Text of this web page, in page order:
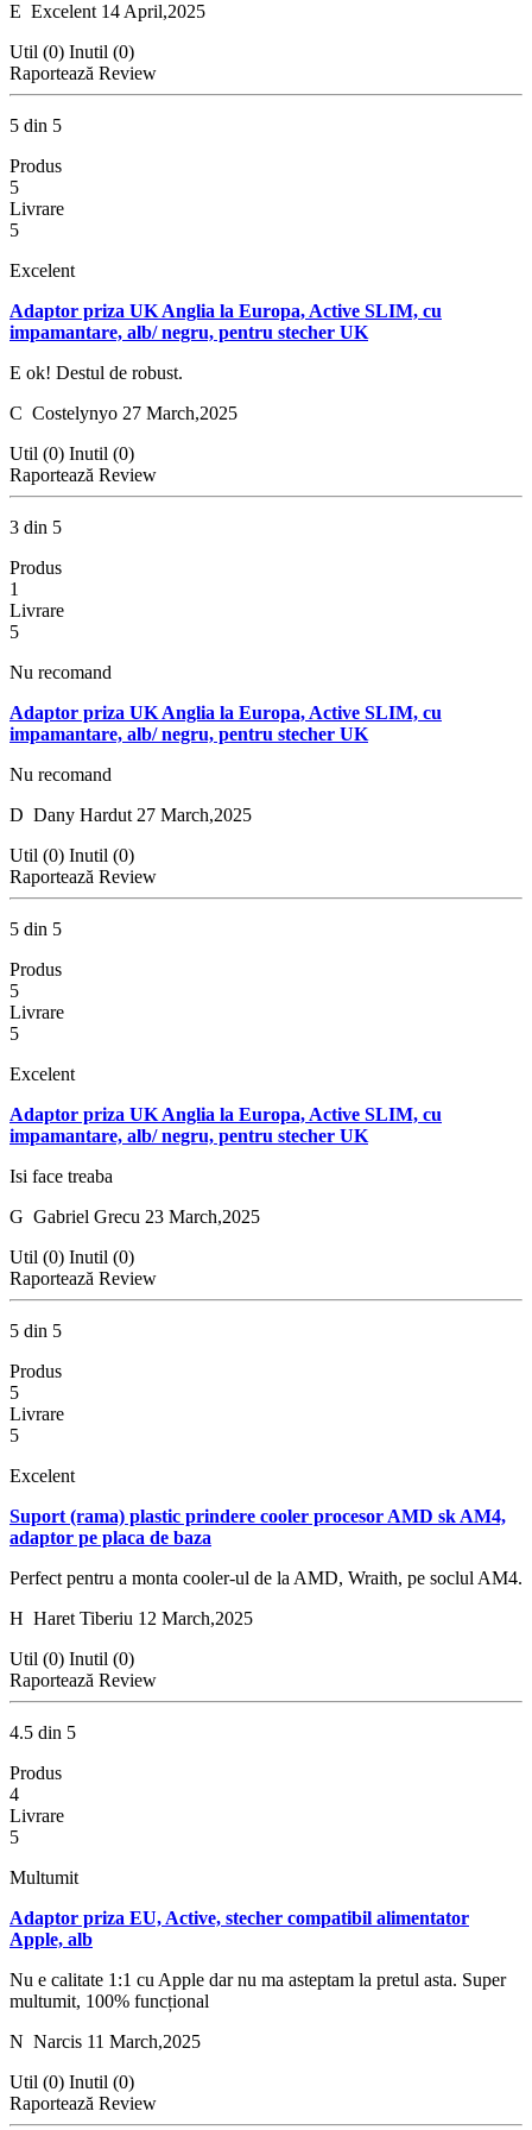
E Excelent 14 April,2025
Util (0) Inutil (0)
Raportează Review
5 din 5
Produs
5
Livrare
5
Excelent
Adaptor priza UK Anglia la Europa, Active SLIM, cu
impamantare, alb/ negru, pentru stecher UK
E ok! Destul de robust.
C Costelynyo 27 March,2025
Util (0) Inutil (0)
Raportează Review
3 din 5
Produs
1
Livrare
5
Nu recomand
Adaptor priza UK Anglia la Europa, Active SLIM, cu
impamantare, alb/ negru, pentru stecher UK
Nu recomand
D Dany Hardut 27 March,2025
Util (0) Inutil (0)
Raportează Review
5 din 5
Produs
5
Livrare
5
Excelent
Adaptor priza UK Anglia la Europa, Active SLIM, cu
impamantare, alb/ negru, pentru stecher UK
Isi face treaba
G Gabriel Grecu 23 March,2025
Util (0) Inutil (0)
Raportează Review
5 din 5
Produs
5
Livrare
5
Excelent
Suport (rama) plastic prindere cooler procesor AMD sk AM4,
adaptor pe placa de baza
Perfect pentru a monta cooler-ul de la AMD, Wraith, pe soclul AM4.
H Haret Tiberiu 12 March,2025
Util (0) Inutil (0)
Raportează Review
4.5 din 5
Produs
4
Livrare
5
Multumit
Adaptor priza EU, Active, stecher compatibil alimentator
Apple, alb
Nu e calitate 1:1 cu Apple dar nu ma asteptam la pretul asta. Super
multumit, 100% funcțional
N Narcis 11 March,2025
Util (0) Inutil (0)
Raportează Review